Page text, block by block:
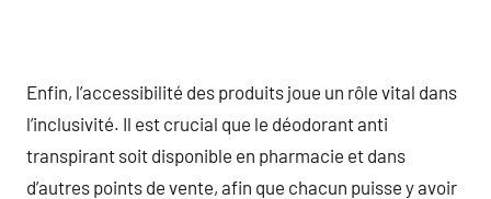
Enfin, l’accessibilité des produits joue un rôle vital dans
l’inclusivité. Il est crucial que le déodorant anti
transpirant soit disponible en pharmacie et dans
d’autres points de vente, afin que chacun puisse y avoir